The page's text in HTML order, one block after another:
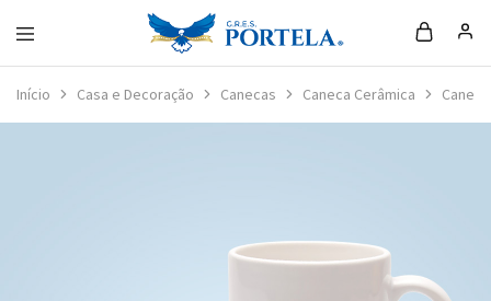
Loja
Portela
Início Casa e Decoração Canecas Caneca Cerâmica